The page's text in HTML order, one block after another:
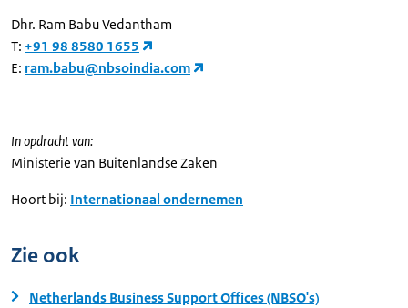
Dhr. Ram Babu Vedantham
T: +91 98 8580 1655
E: ram.babu@nbsoindia.com
In opdracht van:
Ministerie van Buitenlandse Zaken
Hoort bij: Internationaal ondernemen
Zie ook
Netherlands Business Support Offices (NBSO's)